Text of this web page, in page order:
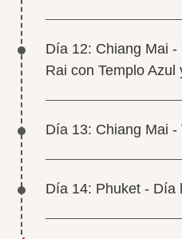
Día 12: Chiang Mai
Rai con Templo Azul
Día 13: Chiang Mai -
Día 14: Phuket - Día